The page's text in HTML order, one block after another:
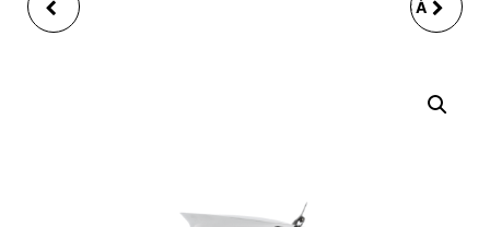
MUG HIBOU DE NOEL COFFRET 12 PIERRES À
BOITE EN BOIS